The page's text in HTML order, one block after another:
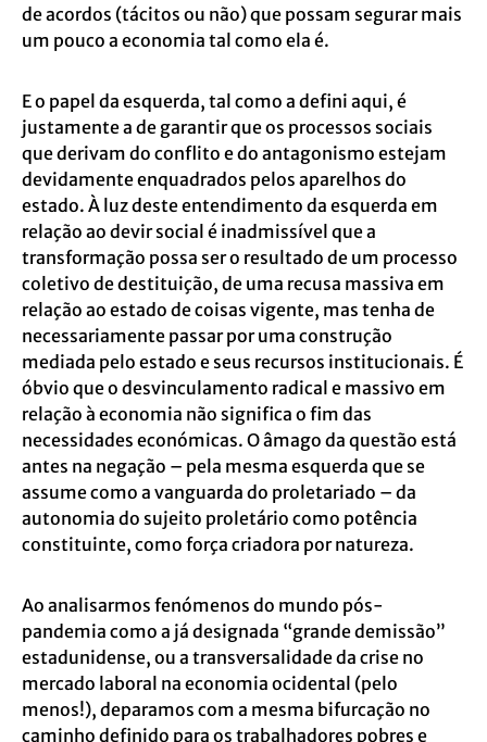
de acordos (tácitos ou não) que possam segurar mais
um pouco a economia tal como ela é.
E o papel da esquerda, tal como a defini aqui, é
justamente a de garantir que os processos sociais
que derivam do conflito e do antagonismo estejam
devidamente enquadrados pelos aparelhos do
estado. À luz deste entendimento da esquerda em
relação ao devir social é inadmissível que a
transformação possa ser o resultado de um processo
coletivo de destituição, de uma recusa massiva em
relação ao estado de coisas vigente, mas tenha de
necessariamente passar por uma construção
mediada pelo estado e seus recursos institucionais. É
óbvio que o desvinculamento radical e massivo em
relação à economia não significa o fim das
necessidades económicas. O âmago da questão está
antes na negação – pela mesma esquerda que se
assume como a vanguarda do proletariado – da
autonomia do sujeito proletário como potência
constituinte, como força criadora por natureza.
Ao analisarmos fenómenos do mundo pós-
pandemia como a já designada “grande demissão”
estadunidense, ou a transversalidade da crise no
mercado laboral na economia ocidental (pelo
menos!), deparamos com a mesma bifurcação no
caminho definido para os trabalhadores pobres e